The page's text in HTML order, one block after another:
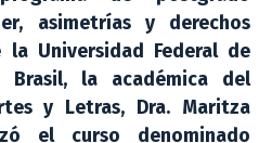
asimetrías y derechos
la Universidad Federal de
Brasil, la académica del
y Letras, Dra. Maritza
el curso denominado